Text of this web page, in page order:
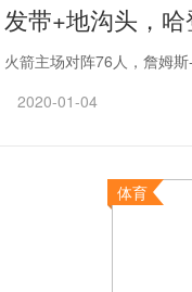
发带+地沟头，
火箭主场对阵76人，詹姆
2020-01-04
体育